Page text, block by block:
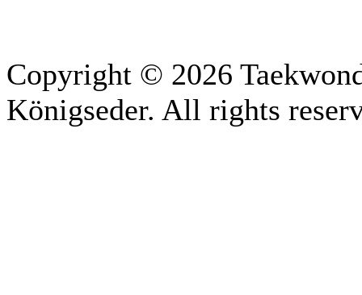
Copyright © 2026
Königseder. All rights